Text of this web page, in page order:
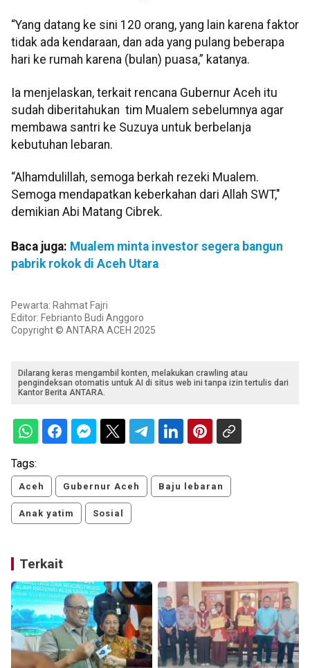
“Yang datang ke sini 120 orang, yang lain karena faktor
tidak ada kendaraan, dan ada yang pulang beberapa
hari ke rumah karena (bulan) puasa,” katanya.
Ia menjelaskan, terkait rencana Gubernur Aceh itu
sudah diberitahukan tim Mualem sebelumnya agar
membawa santri ke Suzuya untuk berbelanja
kebutuhan lebaran.
“Alhamdulillah, semoga berkah rezeki Mualem.
Semoga mendapatkan keberkahan dari Allah SWT,"
demikian Abi Matang Cibrek.
Baca juga: Mualem minta investor segera bangun
pabrik rokok di Aceh Utara
Pewarta: Rahmat Fajri
Editor: Febrianto Budi Anggoro
Copyright © ANTARA ACEH 2025
Dilarang keras mengambil konten, melakukan crawling atau
pengindeksan otomatis untuk AI di situs web ini tanpa izin tertulis dari
Kantor Berita ANTARA.
Tags:
Aceh Gubernur Aceh Baju lebaran
Anak yatim Sosial
Terkait